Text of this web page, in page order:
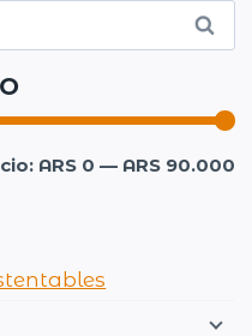
ARS 0 — ARS 90.000